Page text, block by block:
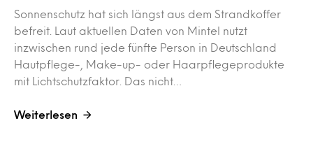
Sonnenschutz hat sich längst aus dem Strandkoffer
befreit. Laut aktuellen Daten von Mintel nutzt
inzwischen rund jede fünfte Person in Deutschland
Hautpflege-, Make-up- oder Haarpflegeprodukte
mit Lichtschutzfaktor. Das nicht…
Weiterlesen